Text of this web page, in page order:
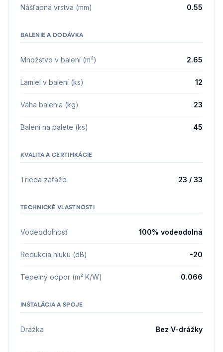
Nášľapná vrstva (mm) 0.55
BALENIE A DODÁVKA
Množstvo v balení (m²) 2.65
Lamiel v balení (ks) 12
Váha balenia (kg) 23
Balení na palete (ks) 45
KVALITA A CERTIFIKÁCIE
Trieda záťaže 23 / 33
TECHNICKÉ VLASTNOSTI
Vodeodolnosť 100% vodeodolná
Redukcia hluku (dB) -20
Tepelný odpor (m² K/W) 0.066
INŠTALÁCIA A SPOJE
Drážka Bez V-drážky